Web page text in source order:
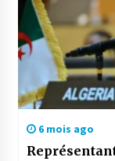
6 mois ago